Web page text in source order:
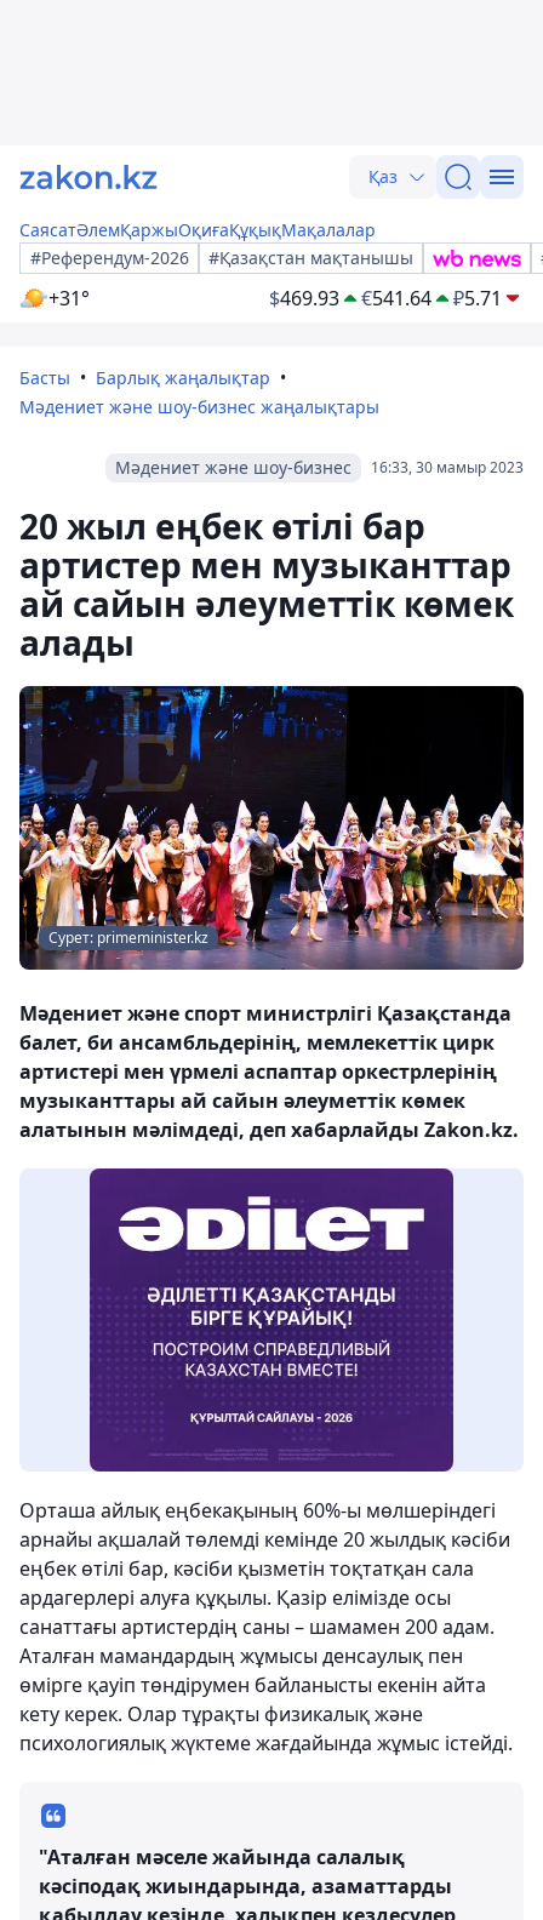
Қаз
СаясатӘлемҚаржыОқиғаҚұқықМақалалар
#Референдум-2026
#Қазақстан мақтанышы
+31° $469.93 €541.64 ₽5.71
Басты
Барлық жаңалықтар
Мәдениет және шоу-бизнес жаңалықтары
16:33, 30 мамыр 2023
Мәдениет және шоу-бизнес
20 жыл еңбек өтілі бар
артистер мен музыканттар
ай сайын әлеуметтік көмек
алады
Сурет: primeminister.kz
Мәдениет және спорт министрлігі Қазақстанда
балет, би ансамбльдерінің, мемлекеттік цирк
артистері мен үрмелі аспаптар оркестрлерінің
музыканттары ай сайын әлеуметтік көмек
алатынын мәлімдеді, деп хабарлайды Zakon.kz.
Орташа айлық еңбекақының 60%-ы мөлшеріндегі
арнайы ақшалай төлемді кемінде 20 жылдық кәсіби
еңбек өтілі бар, кәсіби қызметін тоқтатқан сала
ардагерлері алуға құқылы. Қазір елімізде осы
санаттағы артистердің саны – шамамен 200 адам.
Аталған мамандардың жұмысы денсаулық пен
өмірге қауіп төндірумен байланысты екенін айта
кету керек. Олар тұрақты физикалық және
психологиялық жүктеме жағдайында жұмыс істейді.
"Аталған мәселе жайында салалық
кәсіподақ жиындарында, азаматтарды